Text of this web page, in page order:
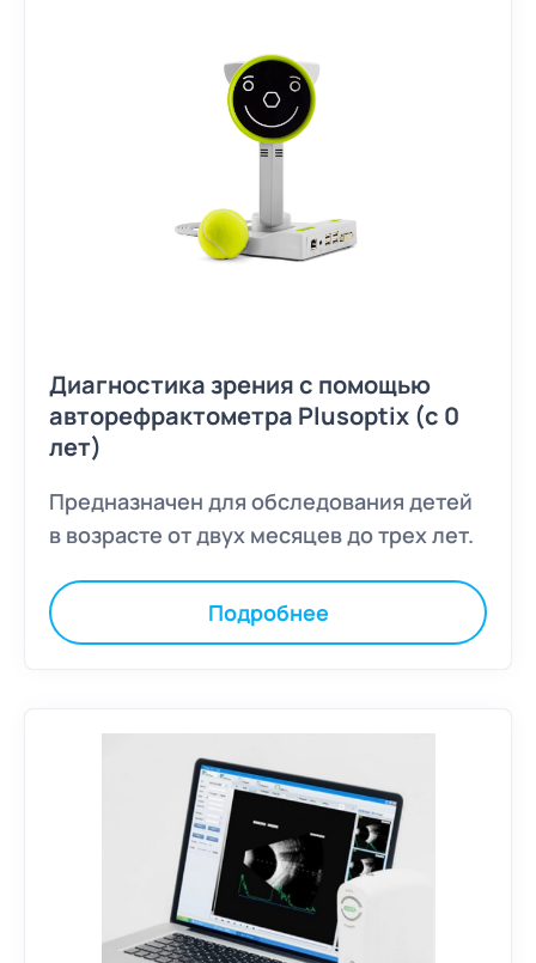
Диагностика зрения с помощью
авторефрактометра Plusoptix (с 0
лет)
Предназначен для обследования детей
в возрасте от двух месяцев до трех лет.
Подробнее